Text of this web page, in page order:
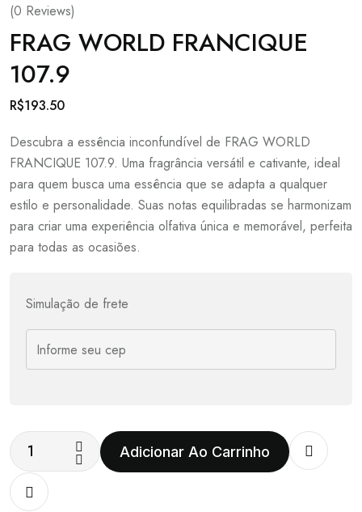
(0 Reviews)
FRAG WORLD FRANCIQUE
107.9
R$193.50
Descubra a essência inconfundível de FRAG WORLD
FRANCIQUE 107.9. Uma fragrância versátil e cativante, ideal
para quem busca uma essência que se adapta a qualquer
estilo e personalidade. Suas notas equilibradas se harmonizam
para criar uma experiência olfativa única e memorável, perfeita
para todas as ocasiões.
Simulação de frete
Adicionar Ao Carrinho